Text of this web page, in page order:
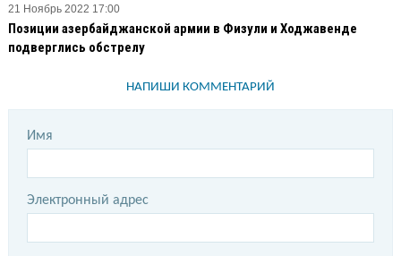
21 Ноябрь 2022 17:00
Позиции азербайджанской армии в Физули и Ходжавенде
подверглись обстрелу
НАПИШИ КОММЕНТАРИЙ
Имя
Электронный адрес